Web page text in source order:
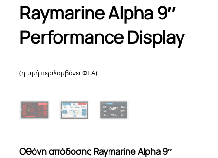
Raymarine Alpha 9″
Performance Display
(η τιμή περιλαμβάνει ΦΠΑ)
Οθόνη απόδοσης Raymarine Alpha 9″